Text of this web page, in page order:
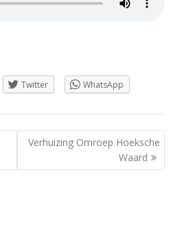
Twitter WhatsApp
Verhuizing Omroep Hoeksche
Waard